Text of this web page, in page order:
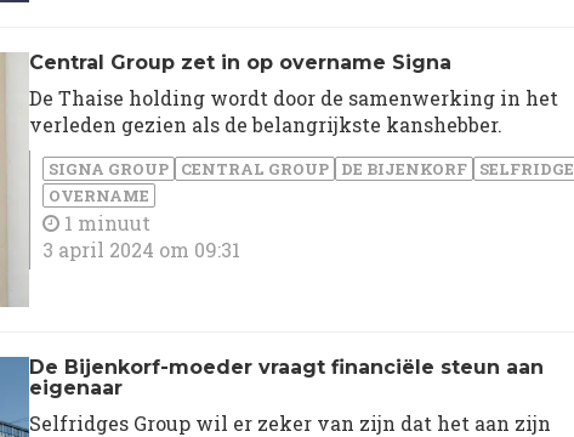
Central Group zet in op overname Signa
De Thaise holding wordt door de samenwerking in het
verleden gezien als de belangrijkste kanshebber.
SIGNA GROUP CENTRAL GROUP DE BIJENKORF
OVERNAME
1 minuut
3 april 2024 om 09:31
De Bijenkorf-moeder vraagt financiële steun aan
eigenaar
Selfridges Group wil er zeker van zijn dat het aan zijn